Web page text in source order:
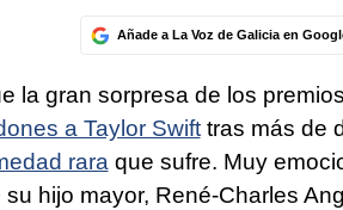
Añade a La Voz de Galicia en
la gran sorpresa de los
a Taylor Swifttras más de
rara que sufre. Muy
hijo mayor, René-Charles